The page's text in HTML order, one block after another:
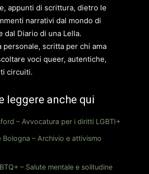
appunti di scrittura, dietro le
narrativi dal mondo di
dal Diario di una Lella.
personale, scritta per chi ama
voci queer, autentiche,
circuiti.
leggere anche qui
– Avvocatura per i diritti LGBTI+
Bologna – Archivio e attivismo
– Salute mentale e solitudine